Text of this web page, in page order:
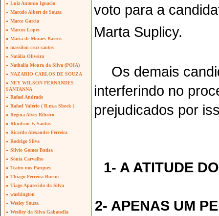
Luiz Antonio Ignacio
Marcelo Albert de Souza
Marco Garcia
Marcos Lopes
Maria de Moraes Barros
massilon cruz santos
Natália Oliveira
Nathalia Moura da Silva (POIA)
NAZARIO CARLOS DE SOUZA
NEY WILSON FERNANDES
SANTANNA
Rafael Andrade
Rafael Valério ( R.m.a Shock )
Regina Alves Ribeiro
Rhudson F. Santos
Ricardo Alexandre Ferreira
Rodrigo Silva
Silvio Gomes Batisa
Sônia Carvalho
Teatro nos Parques
Thiago Ferreira Bueno
Tiago Aparecido da Silva
washington
Wesley Souza
Weslley da Silva Gabanella
voto para a
Marta Suplicy.
Os demais
interferindo no
prejudicados por
1- A ATITUDE
2- APENAS UM